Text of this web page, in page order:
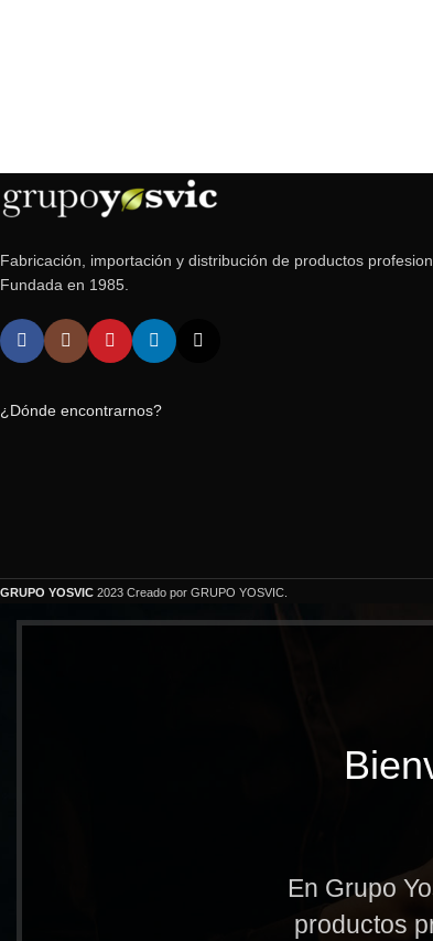
Fabricación, importación y distribución de productos
Fundada en 1985.
¿Dónde encontrarnos?
GRUPO YOSVIC 2023 Creado por GRUPO YOSVIC.
En Grupo
productos